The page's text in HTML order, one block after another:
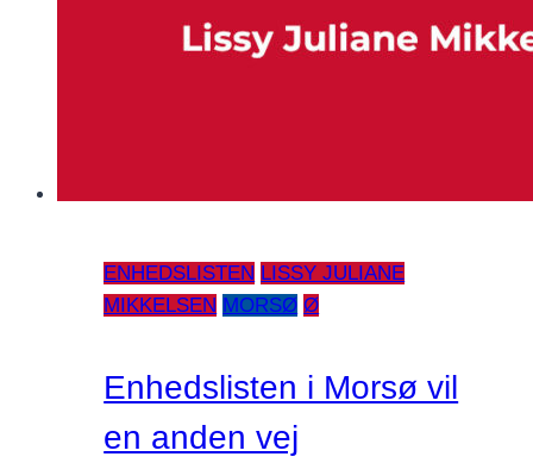
ENHEDSLISTEN LISSY JULIANE
MIKKELSEN MORSØ Ø
Enhedslisten i Morsø vil
en anden vej